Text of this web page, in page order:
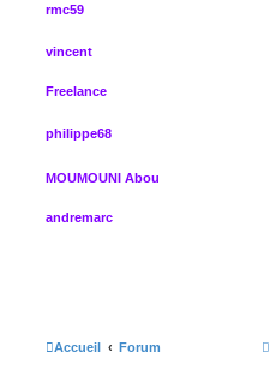
rmc59
vincent
Freelance
philippe68
MOUMOUNI Abou
andremarc
Accueil Forum